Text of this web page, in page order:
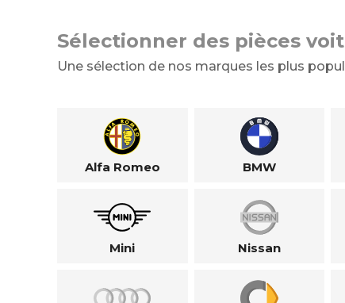
Sélectionner des pièces
Une sélection de nos marques les plus
Alfa Romeo BMW
Mini Nissan